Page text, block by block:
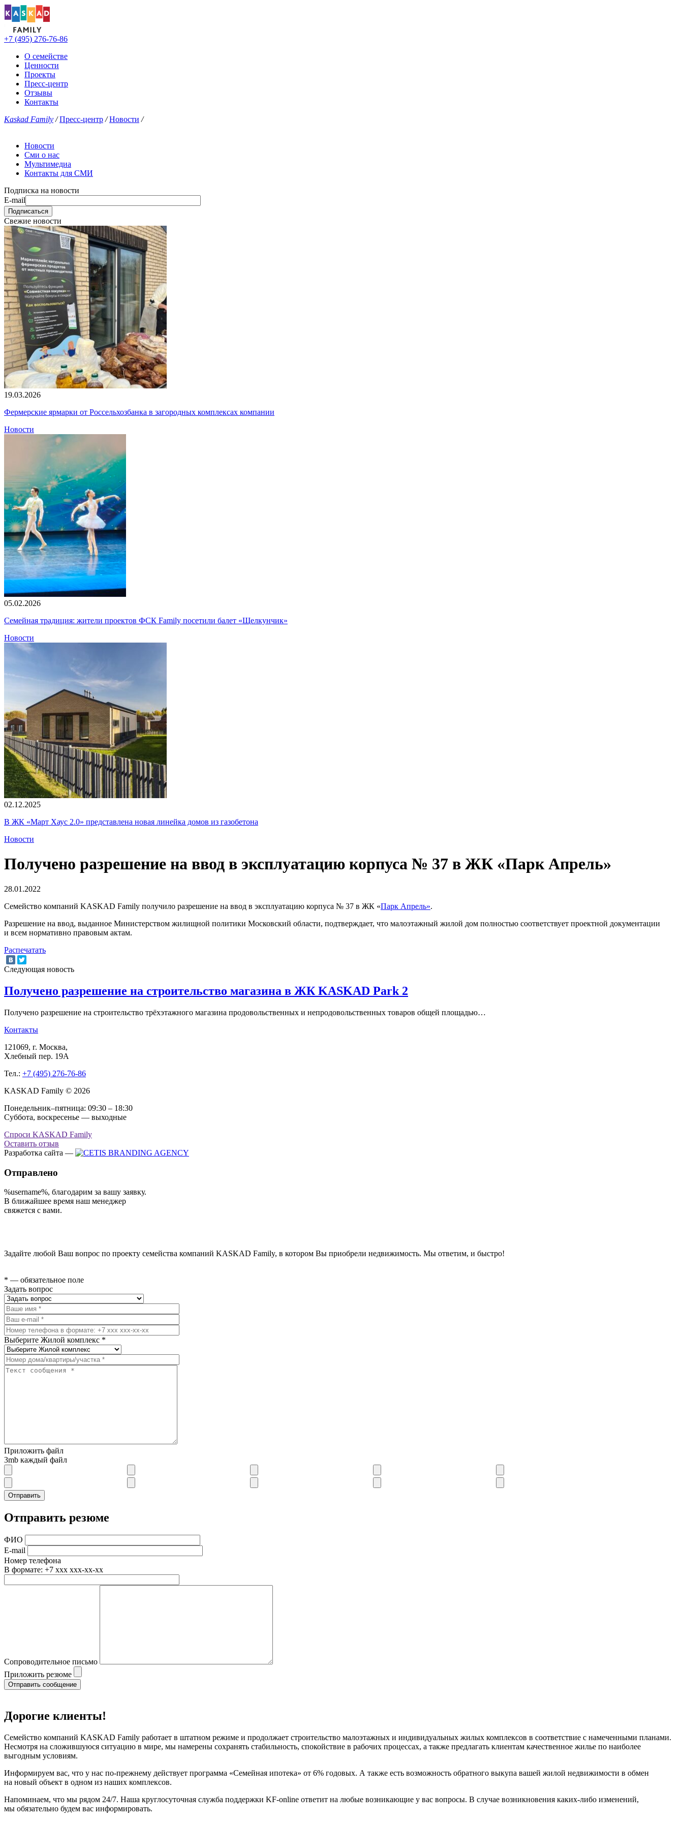
+7 (495) 276-76-86
О семействе
Ценности
Проекты
Пресс-центр
Отзывы
Контакты
Kaskad Family / Пресс-центр / Новости /
Новости
Сми о нас
Мультимедиа
Контакты для СМИ
Подписка на новости
E-mail
Свежие новости
19.03.2026
Фермерские ярмарки от Россельхозбанка в загородных комплексах компании
Новости
05.02.2026
Семейная традиция: жители проектов ФСК Family посетили балет «Щелкунчик»
Новости
02.12.2025
В ЖК «Март Хаус 2.0» представлена новая линейка домов из газобетона
Новости
Получено разрешение на ввод в эксплуатацию корпуса № 37 в ЖК «Парк Апрель»
28.01.2022
Семейство компаний KASKAD Family получило разрешение на ввод в эксплуатацию корпуса № 37 в ЖК «Парк Апрель».
Разрешение на ввод, выданное Министерством жилищной политики Московский области, подтверждает, что малоэтажный жилой дом полностью соответствует проектной документации
и всем нормативно правовым актам.
Распечатать
Следующая новость
Получено разрешение на строительство магазина в ЖК KASKAD Park 2
Получено разрешение на строительство трёхэтажного магазина продовольственных и непродовольственных товаров общей площадью…
Контакты
121069, г. Москва,
Хлебный пер. 19А
Тел.: +7 (495) 276-76-86
KASKAD Family © 2026
Понедельник–пятница: 09:30 – 18:30
Суббота, воскресенье — выходные
Спроси KASKAD Family
Оставить отзыв
Разработка сайта —
Отправлено
%username%, благодарим за вашу заявку.
В ближайшее время наш менеджер
свяжется с вами.
Задайте любой Ваш вопрос по проекту семейства компаний KASKAD Family, в котором Вы приобрели недвижимость. Мы ответим, и быстро!
* — обязательное поле
Задать вопрос
Выберите Жилой комплекс *
Приложить файл
3mb каждый файл
Отправить резюме
ФИО
E-mail
Номер телефона
В формате: +7 xxx xxx-xx-xx
Сопроводительное письмо
Приложить резюме
Дорогие клиенты!
Семейство компаний KASKAD Family работает в штатном режиме и продолжает строительство малоэтажных и индивидуальных жилых комплексов в соответствие с намеченными планами.
Несмотря на сложившуюся ситуацию в мире, мы намерены сохранять стабильность, спокойствие в рабочих процессах, а также предлагать клиентам качественное жилье по наиболее
выгодным условиям.
Информируем вас, что у нас по-прежнему действует программа «Семейная ипотека» от 6% годовых. А также есть возможность обратного выкупа вашей жилой недвижимости в обмен
на новый объект в одном из наших комплексов.
Напоминаем, что мы рядом 24/7. Наша круглосуточная служба поддержки KF-online ответит на любые возникающие у вас вопросы. В случае возникновения каких-либо изменений,
мы обязательно будем вас информировать.